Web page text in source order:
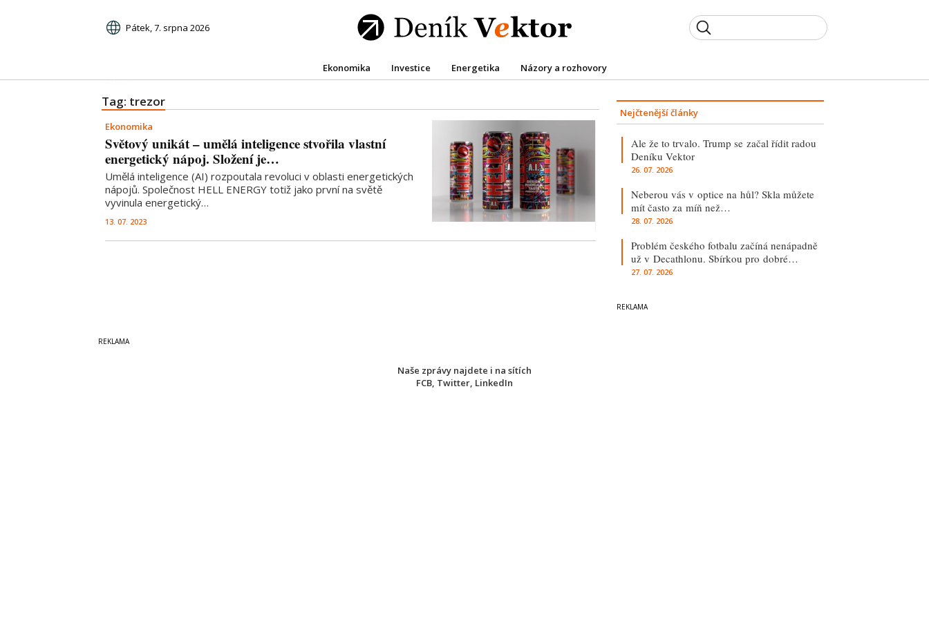
Pátek, 7. srpna 2026
Ekonomika Investice Energetika Názory a rozhovory
Tag: trezor
Ekonomika
Světový unikát – umělá inteligence stvořila vlastní
energetický nápoj. Složení je…
Umělá inteligence (AI) rozpoutala revoluci v oblasti energetických
nápojů. Společnost HELL ENERGY totiž jako první na světě
vyvinula energetický…
13. 07. 2023
Nejčtenější články
Ale že to trvalo. Trump se začal řídit radou
Deníku Vektor
26. 07. 2026
Neberou vás v optice na hůl? Skla můžete
mít často za míň než…
28. 07. 2026
Problém českého fotbalu začíná nenápadně
už v Decathlonu. Sbírkou pro dobré…
27. 07. 2026
Naše zprávy najdete i na sítích
FCB, Twitter, LinkedIn